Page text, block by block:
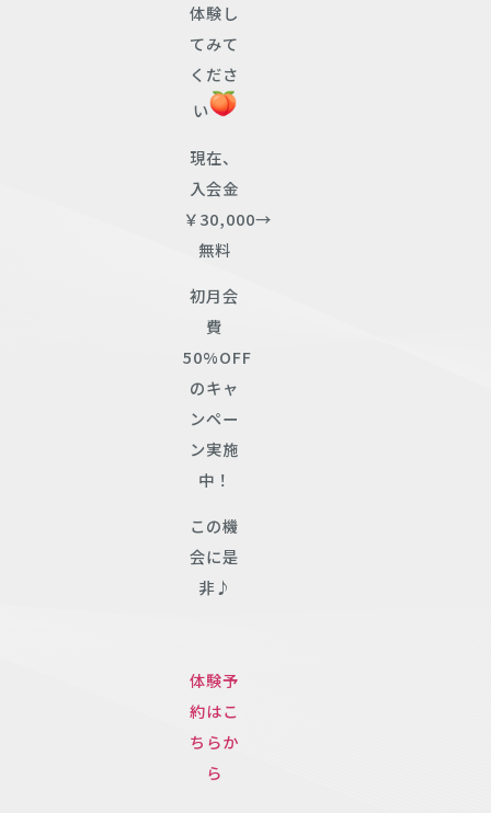
体験し
てみて
くださ
い
現在、
入会金
￥30,000→
無料
初月会
費
50%OFF
のキャ
ンペー
ン実施
中！
この機
会に是
非♪
体験予
約はこ
ちらか
ら